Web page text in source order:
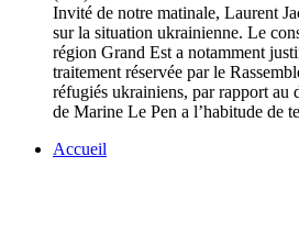
Invité de notre matinale, Laurent
sur la situation ukrainienne. Le
région Grand Est a notamment
traitement réservée par le
réfugiés ukrainiens, par rapport au
de Marine Le Pen a l’habitude de
Accueil